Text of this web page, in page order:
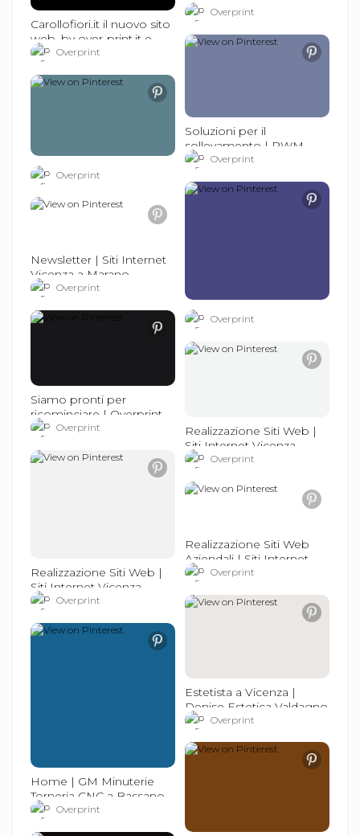
Overprint
Carollofiori.it il nuovo sito
web, by over-print.it e
sitiinternetvicenza.it.
Overprint
Soluzioni per il
sollevamento | RWM
Paranchi Made in Italy
Overprint
Overprint
Overprint
Newsletter | Siti Internet
Vicenza a Marano
Vicentino (VI)
Overprint
Siamo pronti per
ricominciare | Overprint
Studio Grafico e Siti
Overprint
Realizzazione Siti Web |
Siti Internet Vicenza
Overprint
Realizzazione Siti Web |
Siti Internet Vicenza
Overprint
Realizzazione Siti Web
Aziendali | Siti Internet
VicenzaOverprint
Estetista a Vicenza |
Denise Estetica Valdagno
(VI) Overprint
Home | GM Minuterie
Torneria CNC a Bassano
del Grappa (VI)
Overprint